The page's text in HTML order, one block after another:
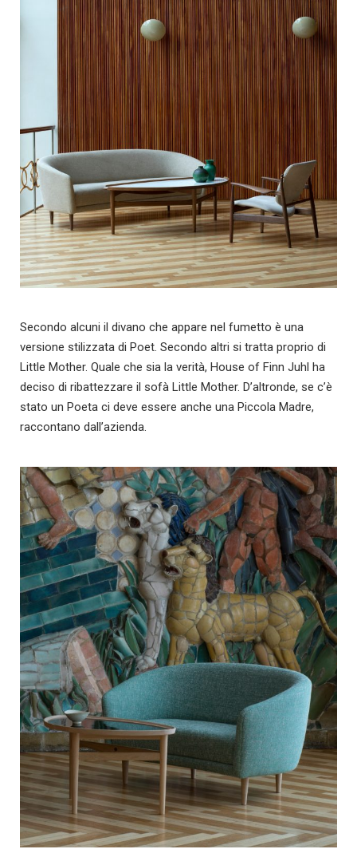
Secondo alcuni il divano che appare nel fumetto è una
versione stilizzata di Poet. Secondo altri si tratta proprio di
Little Mother. Quale che sia la verità, House of Finn Juhl ha
deciso di ribattezzare il sofà Little Mother. D’altronde, se c’è
stato un Poeta ci deve essere anche una Piccola Madre,
raccontano dall’azienda.